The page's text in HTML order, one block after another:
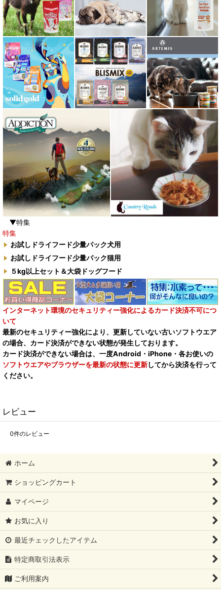
▼特集
特集
お試しドライフード少量パック犬用
お試しドライフード少量パック猫用
５kg以上セット＆大袋ドッグフード
インターネット環境のセキュリティー強化によるカード決済不可につ
いて
最新のセキュリティー強化により、更新していない古いソフトウエア
の場合、カード決済ができない状態が発生しております。
カード決済ができない場合は、一度Android・iPhone・各お使いの
ソフトウエアやブラウザーを最新の状態に更新してから決済を行って
ください。
レビュー
0件のレビュー
ホーム
ショッピングカート
マイページ
お気に入り
最近チェックしたアイテム
特定商取引法表示
ご利用案内